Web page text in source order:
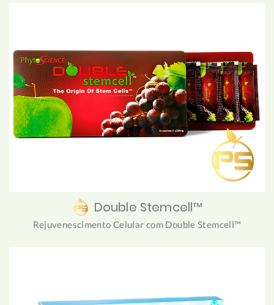
Double Stemcell™
Rejuvenescimento Celular com Double Stemcell™